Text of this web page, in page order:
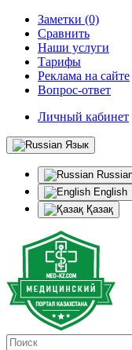
Заметки (0)
Сравнить
Наши услуги
Тарифы
Реклама на сайте
Вопрос-ответ
Личный кабинет
Язык
English
Қазақ